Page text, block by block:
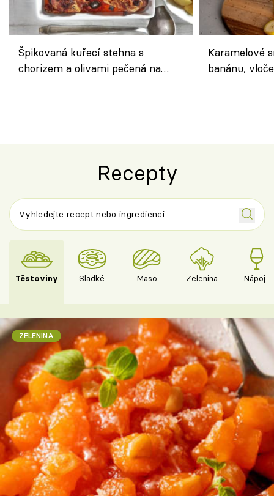
Špikovaná kuřecí stehna s
chorizem a olivami pečená na
Karamelové
banánu,
Recepty
Těstoviny Sladké Maso Zelenina Nápoje
ZELENINA